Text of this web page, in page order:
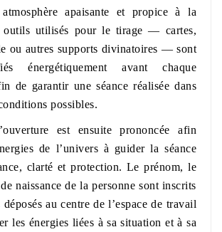
apaisante et propice à la
outils utilisés pour le tirage — cartes,
ou autres supports divinatoires — sont
énergétiquement avant chaque
de garantir une séance réalisée dans
possibles.
est ensuite prononcée afin
de l’univers à guider la séance
clarté et protection. Le prénom, le
naissance de la personne sont inscrits
au centre de l’espace de travail
les énergies liées à sa situation et à sa